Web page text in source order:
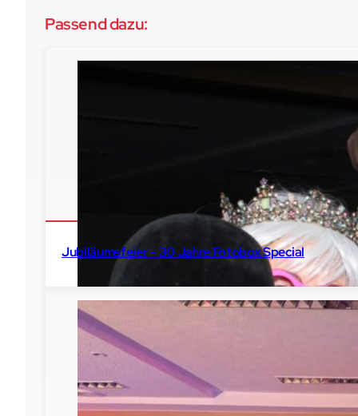
Passend dazu:
Jubiläumsfeier – 30 Jahre Fotobox Special